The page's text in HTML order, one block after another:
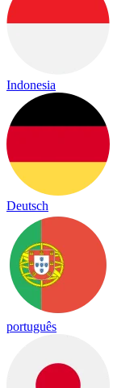
Indonesia
Deutsch
português